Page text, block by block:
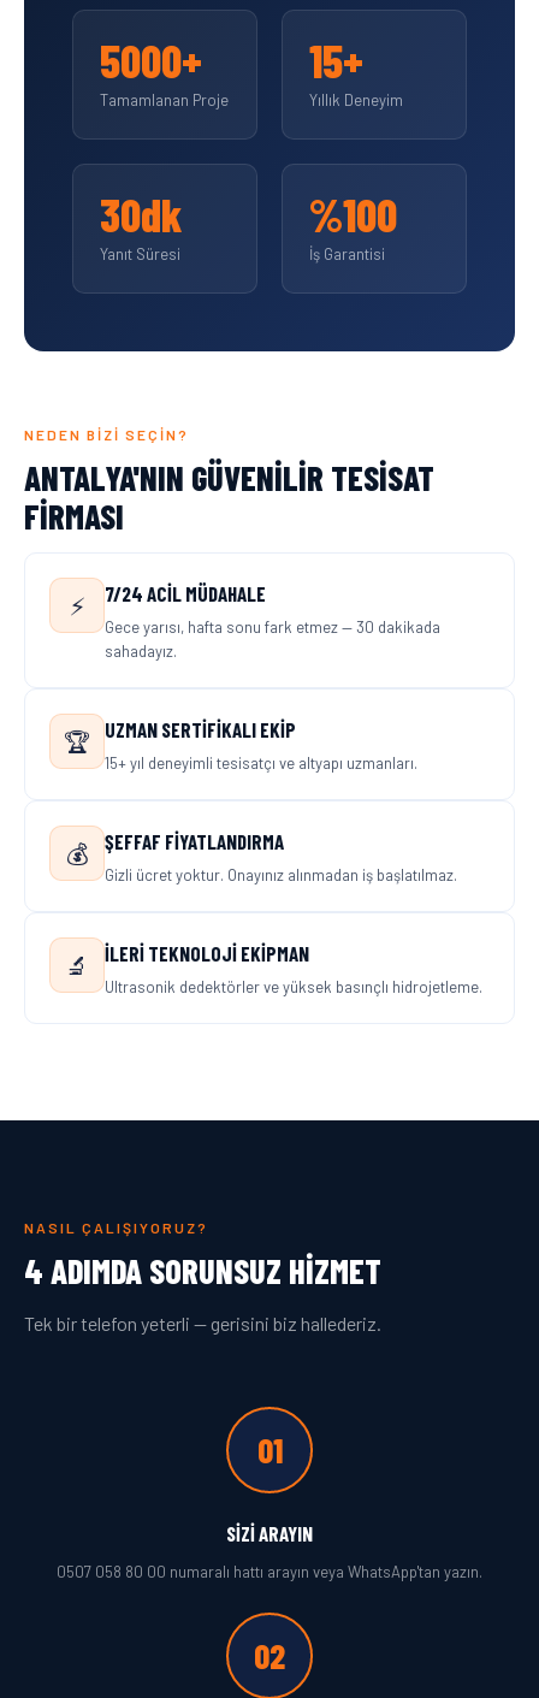
5000+
Tamamlanan Proje
15+
Yıllık Deneyim
30dk
Yanıt Süresi
%100
İş Garantisi
NEDEN BIZI SEÇIN?
ANTALYA'NIN GÜVENILIR TESISAT
FIRMASI
⚡ 7/24 ACIL MÜDAHALE
Gece yarısı, hafta sonu fark etmez — 30 dakikada
sahadayız.
🏆 UZMAN SERTIFIKALI EKIP
15+ yıl deneyimli tesisatçı ve altyapı uzmanları.
💰 ŞEFFAF FIYATLANDIRMA
Gizli ücret yoktur. Onayınız alınmadan iş başlatılmaz.
🔬 İLERI TEKNOLOJI EKIPMAN
Ultrasonik dedektörler ve yüksek basınçlı hidrojetleme.
NASIL ÇALIŞIYORUZ?
4 ADIMDA SORUNSUZ HIZMET
Tek bir telefon yeterli — gerisini biz hallederiz.
01
SIZI ARAYIN
0507 058 80 00 numaralı hattı arayın veya WhatsApp'tan yazın.
02